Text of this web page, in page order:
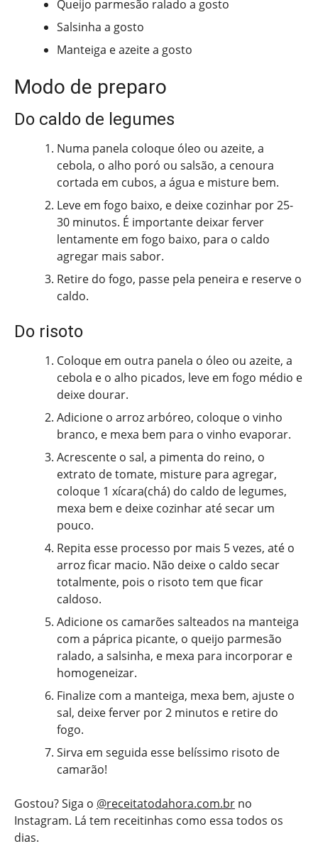
Queijo parmesão ralado a gosto
Salsinha a gosto
Manteiga e azeite a gosto
Modo de preparo
Do caldo de legumes
Numa panela coloque óleo ou azeite, a
cebola, o alho poró ou salsão, a cenoura
cortada em cubos, a água e misture bem.
Leve em fogo baixo, e deixe cozinhar por 25-
30 minutos. É importante deixar ferver
lentamente em fogo baixo, para o caldo
agregar mais sabor.
Retire do fogo, passe pela peneira e reserve o
caldo.
Do risoto
Coloque em outra panela o óleo ou azeite, a
cebola e o alho picados, leve em fogo médio e
deixe dourar.
Adicione o arroz arbóreo, coloque o vinho
branco, e mexa bem para o vinho evaporar.
Acrescente o sal, a pimenta do reino, o
extrato de tomate, misture para agregar,
coloque 1 xícara(chá) do caldo de legumes,
mexa bem e deixe cozinhar até secar um
pouco.
Repita esse processo por mais 5 vezes, até o
arroz ficar macio. Não deixe o caldo secar
totalmente, pois o risoto tem que ficar
caldoso.
Adicione os camarões salteados na manteiga
com a páprica picante, o queijo parmesão
ralado, a salsinha, e mexa para incorporar e
homogeneizar.
Finalize com a manteiga, mexa bem, ajuste o
sal, deixe ferver por 2 minutos e retire do
fogo.
Sirva em seguida esse belíssimo risoto de
camarão!
Gostou? Siga o @receitatodahora.com.br no
Instagram. Lá tem receitinhas como essa todos os
dias.